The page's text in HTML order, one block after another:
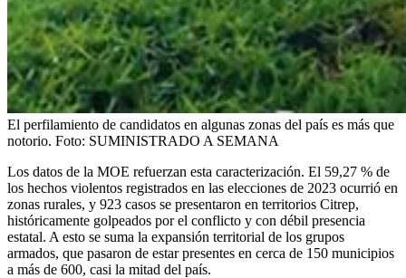
El perfilamiento de candidatos en algunas zonas del país es más que
notorio. Foto: SUMINISTRADO A SEMANA
Los datos de la MOE refuerzan esta caracterización. El 59,27 % de
los hechos violentos registrados en las elecciones de 2023 ocurrió en
zonas rurales, y 923 casos se presentaron en territorios Citrep,
históricamente golpeados por el conflicto y con débil presencia
estatal. A esto se suma la expansión territorial de los grupos
armados, que pasaron de estar presentes en cerca de 150 municipios
a más de 600, casi la mitad del país.